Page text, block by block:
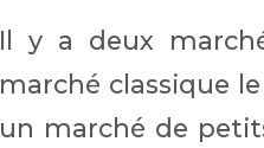
Il y a deux
marché classique
un marché de